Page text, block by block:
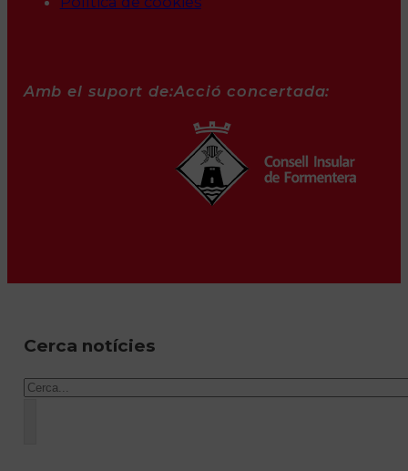
Amb el suport de:Acció concertada:
Cerca notícies
Cercar